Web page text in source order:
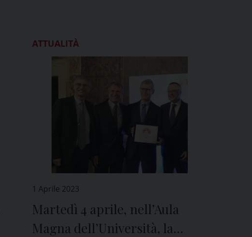
ATTUALITÀ
1 Aprile 2023
Martedì 4 aprile, nell’Aula
Magna dell’Università, la